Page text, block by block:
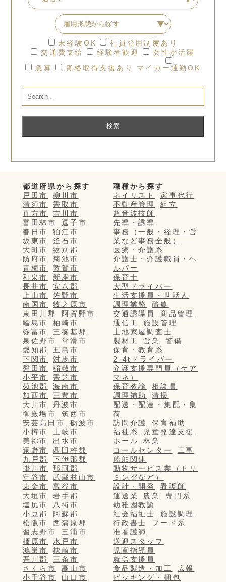
未経験OK
社員登用制度あり
交通費支給
経験者歓迎
女性が活躍
急募
資格取得支援あり マイカー通勤OK
都道府県から探す
戸田市
柳川市
清須市
香取市
直方市
吉川市
富田林市
逗子市
春日市
狛江市
坂東市
釜石市
大町市
紋別郡
防府市
菊池市
青梅市
敦賀市
和泉市
新座市
長井市
安八郡
上山市
佐野市
南国市
牧之原市
東田川郡
阿賀野市
輪島市
柏崎市
弥富市
三養基郡
泉佐野市
常滑市
愛知郡
五島市
下関市
対馬市
磐田市
稲敷市
小平市
香芝市
菊池郡
海南市
加西市
三豊市
大川市
丹波市
御殿場市
筑西市
安芸高田市
砺波市
小樽市
土岐市
美祢市
出水市
遠野市
西臼杵郡
九戸郡
下伊那郡
掛川市
那珂郡
守谷市
武蔵村山市
東金市
富谷市
大垣市
岩手郡
塩尻市
八街市
小豆郡
阿蘇郡
松阪市
西蒲原郡
習志野市
三浦市
橿原市
水戸市
鴻巣市
枕崎市
吾川郡
三条市
さくら市
高山市
小千谷市
山口市
職種から探す
ネイリスト
家事代行
不動産管理
組立
超音波技師
先導・誘導
事務（一般・経理・営
業など事務全般）
医療・介護系
介護士・介護職員・ヘ
ルパー
保育士
大型ドライバー
生活支援員・世話人
調理業務
酪農
交通誘導員
商品管理
通信工
施設管理
土地家屋調査士
製材工
営業
警備
保育・教育系
2-4tドライバー
介護支援専門員（ケア
マネ）
保育教諭
相談員
調理補助
清掃
配送・配達・集配・集
荷
訪問介護
保育補助
福祉系
児童発達支援
ホール
林業
コールセンター
工事
船舶関連
動物サービス業（トリ
ミングなど）
設計・開発
看護師
運送業
農業
専門系
幼稚園教諭
社会福祉士
施設調理
行政書士
フード系
准看護師
送迎スタッフ
児童指導員
就労支援員
食品製造・加工
広報
ピッキング・梱包